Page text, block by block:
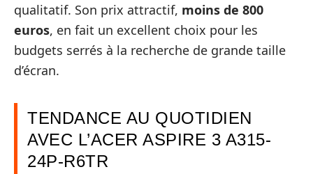
qualitatif. Son prix attractif, moins de 800
euros, en fait un excellent choix pour les
budgets serrés à la recherche de grande taille
d’écran.
TENDANCE AU QUOTIDIEN
AVEC L’ACER ASPIRE 3 A315-
24P-R6TR